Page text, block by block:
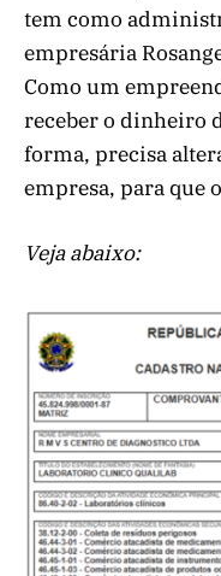
tem como
empresária
Como um
receber o dinheiro
forma, precisa
empresa, para que
Veja abaixo: